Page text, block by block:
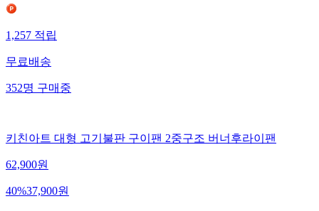
1,257 적립
무료배송
352명 구매중
키친아트 대형 고기불판 구이팬 2중구조 버너후라이팬
62,900원
40%37,900원